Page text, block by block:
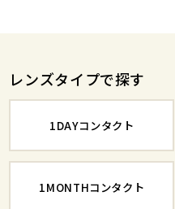
レンズタイプで探す
1DAYコンタクト
1MONTHコンタクト